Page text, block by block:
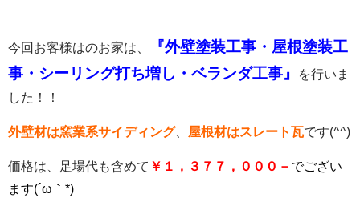
今回お客様はのお家は、 『外壁塗装工事・屋根塗装工
事・シーリング打ち増し・ベランダ工事』
を行いま
した！！
外壁材は窯業系サイディング、 屋根材はスレート瓦です(^^)
価格は、足場代も含めて ￥１，３７７，０００－ でござい
ます(´ω｀*)